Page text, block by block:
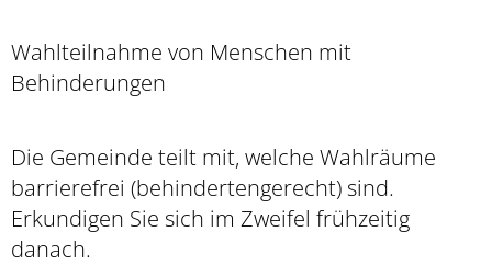
Wahlteilnahme von Menschen mit
Behinderungen
Die Gemeinde teilt mit, welche Wahlräume
barrierefrei (behindertengerecht) sind.
Erkundigen Sie sich im Zweifel frühzeitig
danach.